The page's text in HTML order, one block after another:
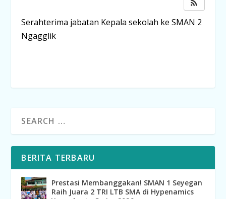
Serahterima jabatan Kepala sekolah ke SMAN 2
Ngagglik
BERITA TERBARU
Prestasi Membanggakan! SMAN 1 Seyegan
Raih Juara 2 TRI LTB SMA di Hypenamics